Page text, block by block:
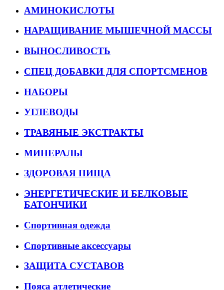
АМИНОКИСЛОТЫ
НАРАЩИВАНИЕ МЫШЕЧНОЙ МАССЫ
ВЫНОСЛИВОСТЬ
СПЕЦ ДОБАВКИ ДЛЯ СПОРТСМЕНОВ
НАБОРЫ
УГЛЕВОДЫ
ТРАВЯНЫЕ ЭКСТРАКТЫ
МИНЕРАЛЫ
ЗДОРОВАЯ ПИЩА
ЭНЕРГЕТИЧЕСКИЕ И БЕЛКОВЫЕ
БАТОНЧИКИ
Спортивная одежда
Спортивные аксессуары
ЗАЩИТА СУСТАВОВ
Пояса атлетические